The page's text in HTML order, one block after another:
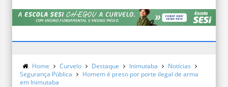
Home Curvelo Destaque Inimutaba
Notícias
Segurança Pública
Homem é preso por porte ilegal de arma
em Inimutaba